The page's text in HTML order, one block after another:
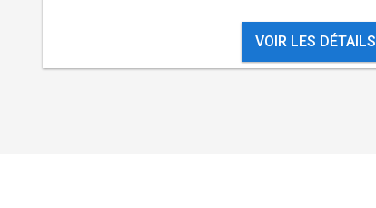
VOIR LES DÉTAILS